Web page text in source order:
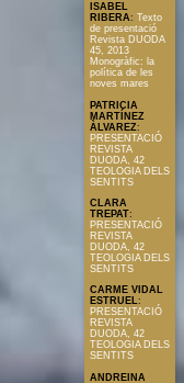
ISABEL
RIBERA: Texto
de presentació
Revista DUODA
45, 2013
Monogràfic: la
política de les
noves mares
PATRICIA
MARTÍNEZ
ÀLVAREZ:
PRESENTACIÓ
REVISTA
DUODA, 42
TEOLOGIA DELS
SENTITS
CLARA
TREPAT:
PRESENTACIÓ
REVISTA
DUODA, 42
TEOLOGIA DELS
SENTITS
CARME VIDAL
ESTRUEL:
PRESENTACIÓ
REVISTA
DUODA, 42
TEOLOGIA DELS
SENTITS
ANDREINA